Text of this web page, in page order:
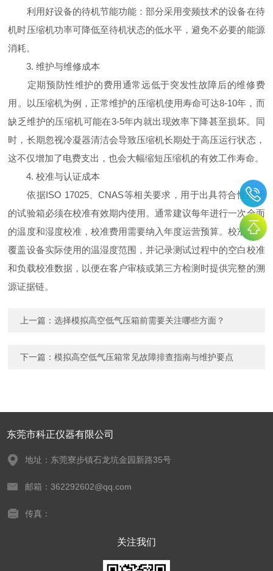
利用好设备的待机节能功能：部分采用变频技术的设备在待
机时压缩机功率可降低至待机状态的低水平，避免不必要的能源
消耗。
3. 维护与维修成本
定期预防性维护的费用通常远低于突发性故障后的维修费
用。以压缩机为例，正常维护的压缩机使用寿命可达8-10年，而
缺乏维护的压缩机可能在3-5年内就出现效率下降甚至损坏。同
时，长期忽视冷凝器清洁会导致压缩机长期处于高压运行状态，
这不仅增加了电费支出，也会大幅缩短压缩机的有效工作寿命。
4. 校准与认证成本
依据ISO 17025、CNAS等相关要求，用于出具符合性声明
的试验箱必须在校准有效期内使用。通常建议每年进行一次全面
的温度和湿度校准，校准费用需要纳入年度运营预算。校准点应
覆盖设备实际使用的温湿度范围，并记录测试过程中的空白校准
和负载校准数据，以便在客户审核或第三方检测时提供完整的溯
源证据链。
上一篇：选择模拟高空低气压箱前需要关注哪些方面？
下一篇：模拟高空低气压箱常见故障排查指南与维护要点
东莞市科正仪器有限公司
地址：东莞寮步镇石龙坑金园新路35号
邮箱：362292602@qq.com
传真：
关注我们